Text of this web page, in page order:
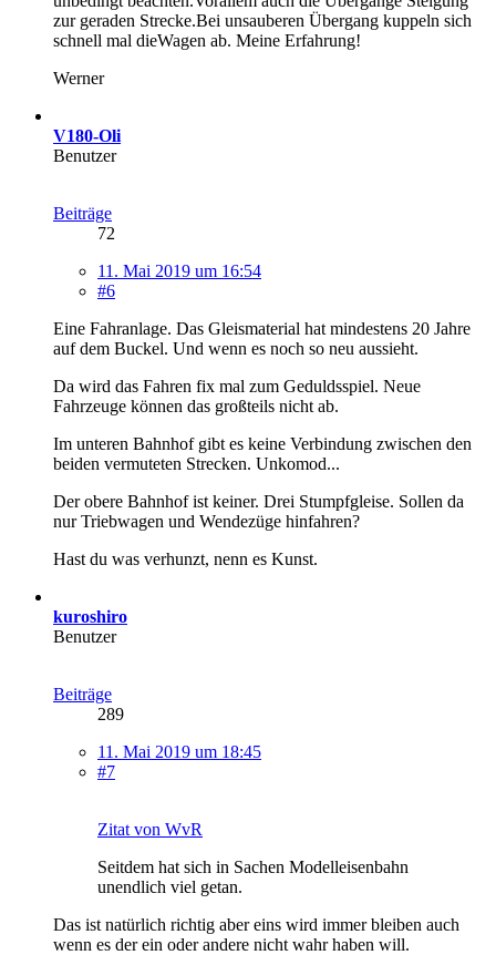
zur geraden Strecke.Bei unsauberen Übergang kuppeln sich
schnell mal dieWagen ab. Meine Erfahrung!
Werner
V180-Oli
Benutzer
Beiträge
72
11. Mai 2019 um 16:54
#6
Eine Fahranlage. Das Gleismaterial hat mindestens 20 Jahre
auf dem Buckel. Und wenn es noch so neu aussieht.
Da wird das Fahren fix mal zum Geduldsspiel. Neue
Fahrzeuge können das großteils nicht ab.
Im unteren Bahnhof gibt es keine Verbindung zwischen den
beiden vermuteten Strecken. Unkomod...
Der obere Bahnhof ist keiner. Drei Stumpfgleise. Sollen da
nur Triebwagen und Wendezüge hinfahren?
Hast du was verhunzt, nenn es Kunst.
kuroshiro
Benutzer
Beiträge
289
11. Mai 2019 um 18:45
#7
Zitat von WvR
Seitdem hat sich in Sachen Modelleisenbahn
unendlich viel getan.
Das ist natürlich richtig aber eins wird immer bleiben auch
wenn es der ein oder andere nicht wahr haben will.